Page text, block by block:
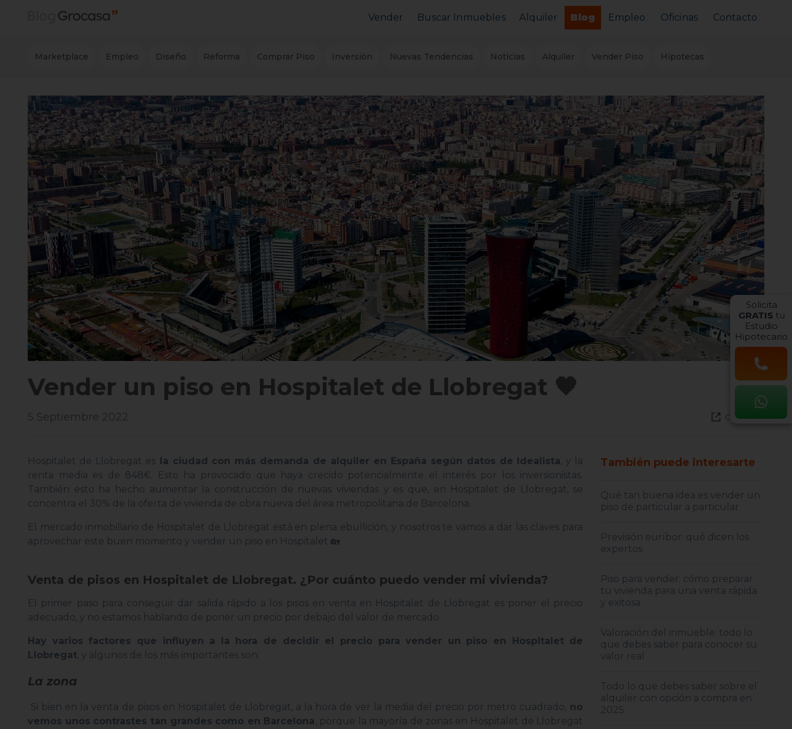
Vender
MarketPlace
Buscar Inmuebles
MarketPlace
Alquiler Blog Empleo Oficinas Contacto
Marketplace Empleo Diseño Reforma Comprar Piso Inversión Nuevas Tendencias Noticias Alquiler Vender Piso Hipotecas
Vender un piso en Hospitalet de Llobregat 🧡
5 Septiembre 2022 Compartir
Hospitalet de Llobregat esla ciudad con más demanda de alquiler en España según datos de Idealista, y la
renta media es de 848€. Esto ha provocado que haya crecido potencialmente el interés por los inversionistas.
También esto ha hecho aumentar la construcción de nuevas viviendas y es que, en Hospitalet de Llobregat, se
concentra el 30% de la oferta de vivienda de obra nueva del área metropolitana de Barcelona.
El mercado inmobiliario de Hospitalet de Llobregat está en plena ebullición, y nosotros te vamos a dar las claves para
aprovechar este buen momento y vender un piso en Hospitalet 🏡
Venta de pisos en Hospitalet de Llobregat. ¿Por cuánto puedo vender mi vivienda?
El primer paso para conseguir dar salida rápido a los pisos en venta en Hospitalet de Llobregat es poner el precio
adecuado, y no estamos hablando de poner un precio por debajo del valor de mercado.
Hay varios factores que influyen a la hora de decidir el precio para vender un piso en Hospitalet de
Llobregat, y algunos de los más importantes son:
La zona
Si bien en la venta de pisos en Hospitalet de Llobregat, a la hora de ver la media del precio por metro cuadrado, no
vemos unos contrastes tan grandes como en Barcelona, porque la mayoría de zonas en Hospitalet de Llobregat
También puede interesarte
Qué tan buena idea es vender un
piso de particular a particular
Previsión euríbor: qué dicen los
expertos
Piso para vender: cómo preparar
tu vivienda para una venta rápida
y exitosa
Valoración del inmueble: todo lo
que debes saber para conocer su
valor real
Todo lo que debes saber sobre el
alquiler con opción a compra en
2025
Solicita
GRATIS tu
Estudio
Hipotecario